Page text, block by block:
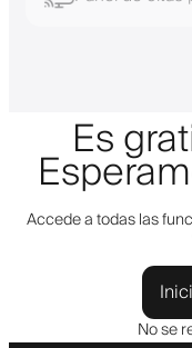
Es
Accede a todas las
No se